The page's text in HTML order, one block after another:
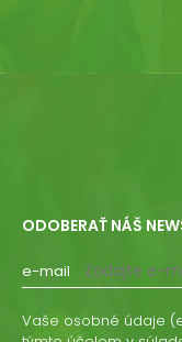
ODOBERAŤ NÁŠ
e-mail
Vaše osobné údaje